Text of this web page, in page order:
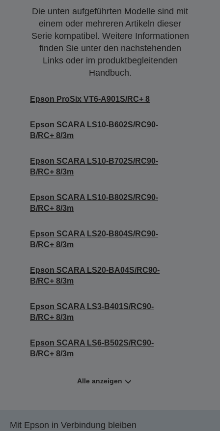
Die unten aufgeführten Modelle sind mit
einem oder mehreren Artikeln dieser
Serie kompatibel. Weitere Informationen
finden Sie unter den nachstehenden
Links oder im produktbegleitenden
Handbuch.
Epson ProSix VT6-A901S/RC+ 8
Epson SCARA LS10-B602S/RC90-
B/RC+ 8/3m
Epson SCARA LS10-B702S/RC90-
B/RC+ 8/3m
Epson SCARA LS10-B802S/RC90-
B/RC+ 8/3m
Epson SCARA LS20-B804S/RC90-
B/RC+ 8/3m
Epson SCARA LS20-BA04S/RC90-
B/RC+ 8/3m
Epson SCARA LS3-B401S/RC90-
B/RC+ 8/3m
Epson SCARA LS6-B502S/RC90-
B/RC+ 8/3m
Alle anzeigen
Mit Epson in Verbindung bleiben